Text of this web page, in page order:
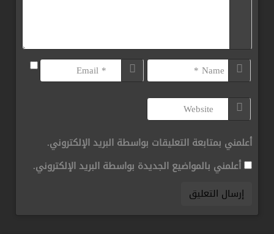
أعلمني بمتابعة التعليقات بواسطة البريد الإلكتروني.
أعلمني بالمواضيع الجديدة بواسطة البريد الإلكتروني.